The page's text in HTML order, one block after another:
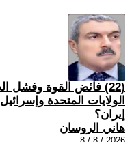
(22) فائض القوة وفشل
الولايات المتحدة
إيران؟
هاني الروسان